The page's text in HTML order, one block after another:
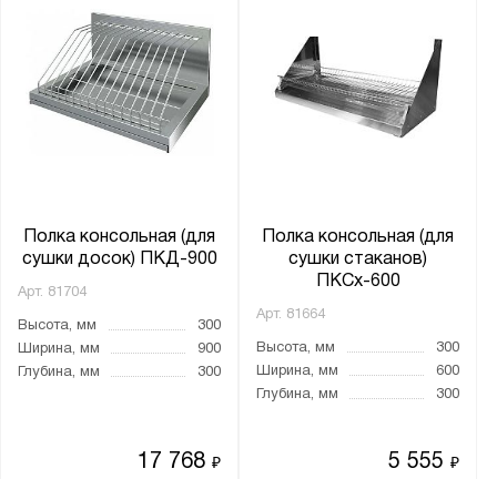
Полка консольная (для
сушки досок) ПКД-900
Арт. 81704
Высота, мм
300
Ширина, мм
900
Глубина, мм
300
17 768₽
Полка консольная (для
сушки стаканов)
ПКСх-600
Арт. 81664
Высота, мм
300
Ширина, мм
600
Глубина, мм
300
5 555₽